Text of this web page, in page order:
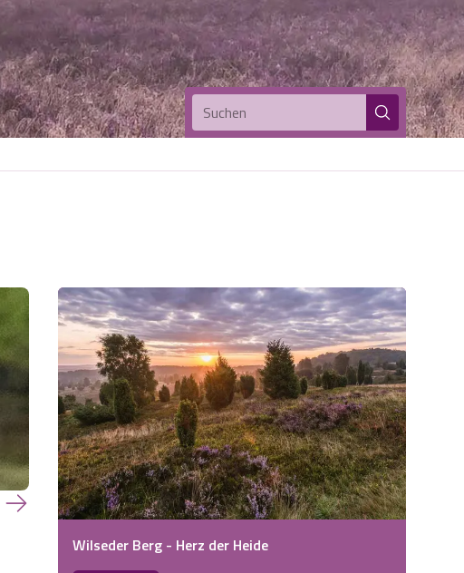
Suchen
Wilseder Berg - Herz der Heide